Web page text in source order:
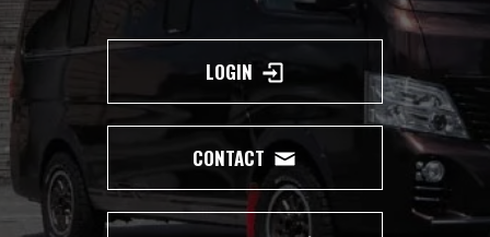
LOGIN
CONTACT